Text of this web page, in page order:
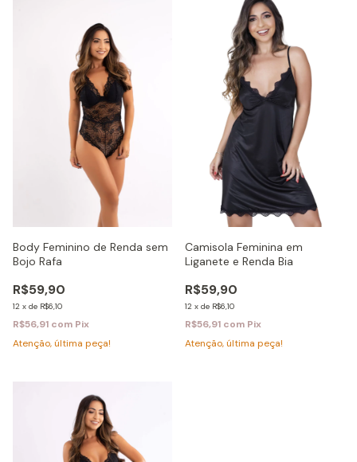
Body Feminino de Renda sem
Bojo Rafa
R$59,90
12 x de R$6,10
R$56,91 com Pix
Atenção, última peça!
Camisola Feminina em
Liganete e Renda Bia
R$59,90
12 x de R$6,10
R$56,91 com Pix
Atenção, última peça!